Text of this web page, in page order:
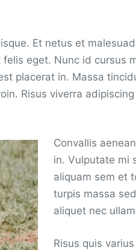
Et netus et
eget. Nunc id cursus
placerat in. Massa
Risus viverra
Convallis
in. Vulputate mi
aliquam sem et
turpis massa
aliquet nec
Risus quis